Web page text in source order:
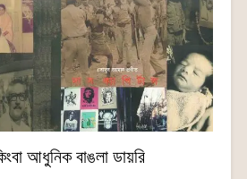
আধুনিক বাঙলা ডায়রি